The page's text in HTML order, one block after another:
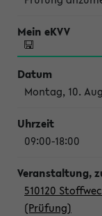
Montag, 10.
09:00-18:00
510120
(Prüfung)